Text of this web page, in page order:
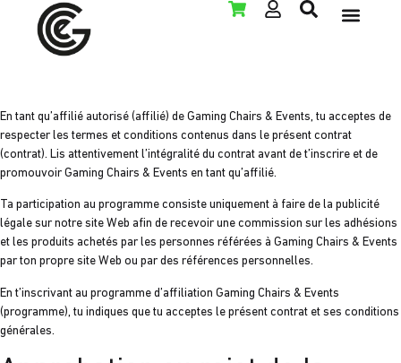
En tant qu’affilié autorisé (affilié) de Gaming Chairs & Events, tu acceptes de
respecter les termes et conditions contenus dans le présent contrat
(contrat). Lis attentivement l’intégralité du contrat avant de t’inscrire et de
promouvoir Gaming Chairs & Events en tant qu’affilié.
Ta participation au programme consiste uniquement à faire de la publicité
légale sur notre site Web afin de recevoir une commission sur les adhésions
et les produits achetés par les personnes référées à Gaming Chairs & Events
par ton propre site Web ou par des références personnelles.
En t’inscrivant au programme d’affiliation Gaming Chairs & Events
(programme), tu indiques que tu acceptes le présent contrat et ses conditions
générales.